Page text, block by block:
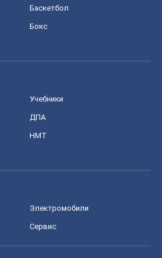
Баскетбол
Бокс
Учебники
ДПА
НМТ
Электромобили
Сервис